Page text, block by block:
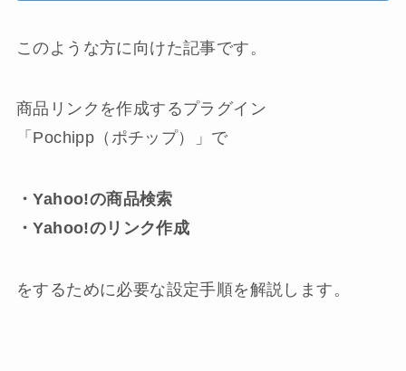
このような方に向けた記事です。
商品リンクを作成するプラグイン
「Pochipp（ポチップ）」で
・Yahoo!の商品検索
・Yahoo!のリンク作成
をするために必要な設定手順を解説します。